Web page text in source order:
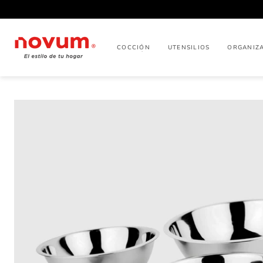
AL CONTENIDO
COCCIÓN UTENSILIOS